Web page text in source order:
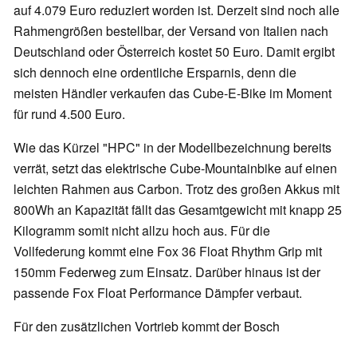
auf 4.079 Euro reduziert worden ist. Derzeit sind noch alle
Rahmengrößen bestellbar, der Versand von Italien nach
Deutschland oder Österreich kostet 50 Euro. Damit ergibt
sich dennoch eine ordentliche Ersparnis, denn die
meisten Händler verkaufen das Cube-E-Bike im Moment
für rund 4.500 Euro.
Wie das Kürzel "HPC" in der Modellbezeichnung bereits
verrät, setzt das elektrische Cube-Mountainbike auf einen
leichten Rahmen aus Carbon. Trotz des großen Akkus mit
800Wh an Kapazität fällt das Gesamtgewicht mit knapp 25
Kilogramm somit nicht allzu hoch aus. Für die
Vollfederung kommt eine Fox 36 Float Rhythm Grip mit
150mm Federweg zum Einsatz. Darüber hinaus ist der
passende Fox Float Performance Dämpfer verbaut.
Für den zusätzlichen Vortrieb kommt der Bosch